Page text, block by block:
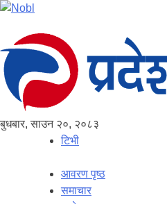
बुधबार, साउन २०, २०८३
टिभी
आवरण पृष्‍ठ
समाचार